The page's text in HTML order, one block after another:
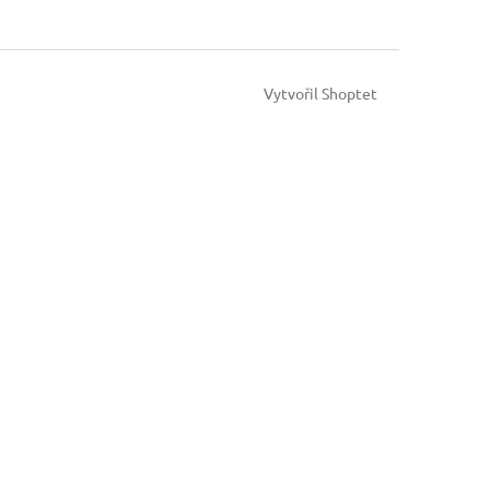
Vytvořil Shoptet